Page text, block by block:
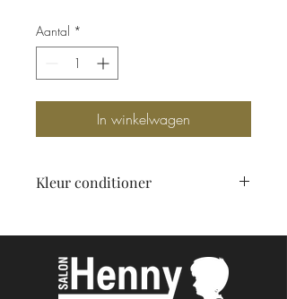
Aantal *
In winkelwagen
Kleur conditioner